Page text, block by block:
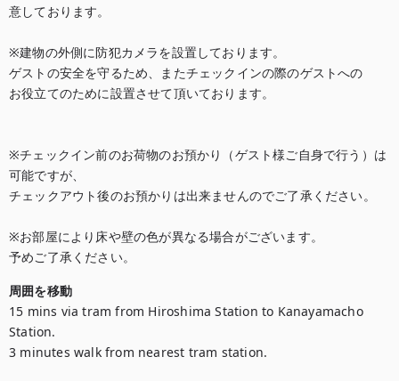
意しております。
※建物の外側に防犯カメラを設置しております。
ゲストの安全を守るため、またチェックインの際のゲストへの
お役立てのために設置させて頂いております。
※チェックイン前のお荷物のお預かり（ゲスト様ご自身で行う）は
可能ですが、
チェックアウト後のお預かりは出来ませんのでご了承ください。
※お部屋により床や壁の色が異なる場合がございます。
予めご了承ください。
周囲を移動
15 mins via tram from Hiroshima Station to Kanayamacho
Station.
3 minutes walk from nearest tram station.